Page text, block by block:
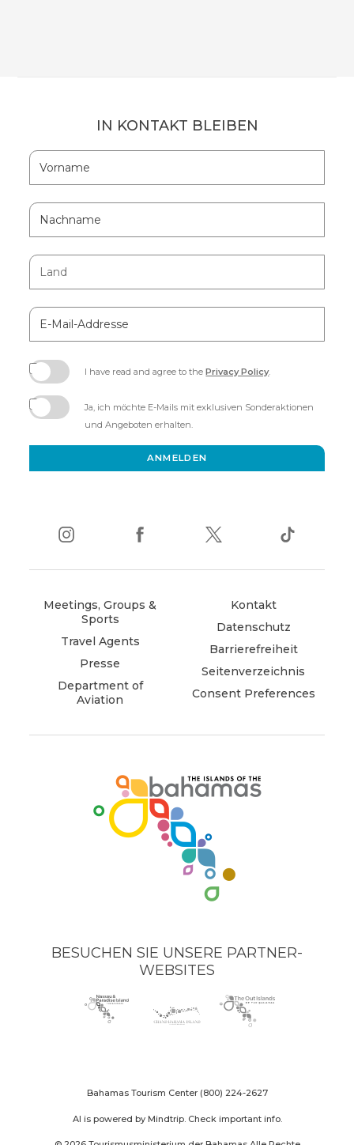
IN KONTAKT BLEIBEN
Hidden
Field
Vorname
Nachname
Land
E-
Mail-
Addresse
I have read and agree to thePrivacy Policy
in
new
.
Ja, ich möchte E-Mails mit exklusiven Sonderaktionen
und Angeboten erhalten.
ANMELDEN
Meetings, Groups &
Sports
Travel Agents
Presse
Department of
Aviation
Kontakt
Datenschutz
Barrierefreiheit
Seitenverzeichnis
Consent Preferences
in
window)
in
window)
in
window)
in
window)
BESUCHEN SIE UNSERE PARTNER-
WEBSITES
Nassau
Paradise
(opens
in
Grand
Bahama
(opens
in
The
Out
(opens
Bahamas Tourism Center (800) 224-2627
AI is powered by Mindtrip. Check important info.